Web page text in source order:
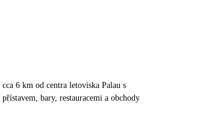
cca 6 km od centra letoviska Palau s
přístavem, bary, restauracemi a obchody